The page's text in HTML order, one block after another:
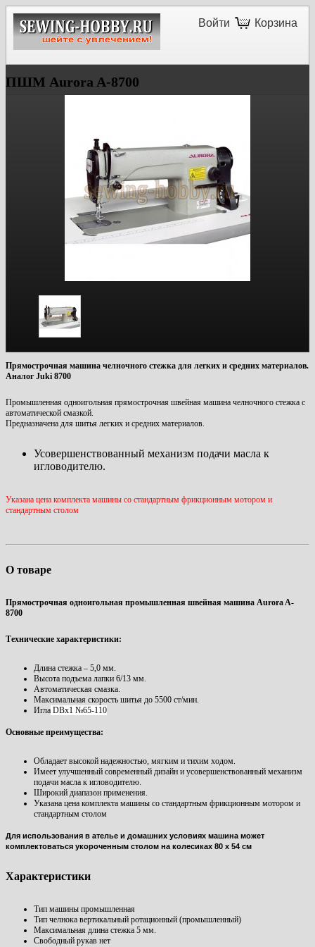
Корзина
Войти
ПШМ Aurora A-8700
Прямострочная машина челночного стежка для легких и средних материалов.
Аналог Juki 8700
Промышленная одноигольная прямострочная швейная машина челночного стежка с
автоматической смазкой.
Предназначена для шитья легких и средних материалов.
Усовершенствованный механизм подачи масла к
игловодителю.
Указана цена комплекта машины со стандартным фрикционным мотором и
стандартным столом
О товаре
Прямострочная одноигольная промышленная швейная машина Aurora A-
8700
Технические характеристики:
Длина стежка – 5,0 мм.
Высота подъема лапки 6/13 мм.
Автоматическая смазка.
Максимальная скорость шитья до 5500 ст/мин.
Игла DBx1 №65-110
Основные преимущества:
Обладает высокой надежностью, мягким и тихим ходом.
Имеет улучшенный современный дизайн и усовершенствованный механизм
подачи масла к игловодителю.
Широкий диапазон применения.
Указана цена комплекта машины со стандартным фрикционным мотором и
стандартным столом
Для использования в ателье и домашних условиях машина может
комплектоваться укороченным столом на колесиках 80 х 54 см
Характеристики
Тип машины промышленная
Тип челнока вертикальный ротационный (промышленный)
Максимальная длина стежка 5 мм.
Свободный рукав нет